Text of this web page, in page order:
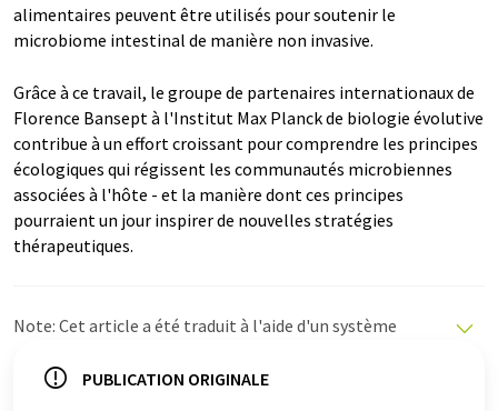
alimentaires peuvent être utilisés pour soutenir le
microbiome intestinal de manière non invasive.
Grâce à ce travail, le groupe de partenaires internationaux de
Florence Bansept à l'Institut Max Planck de biologie évolutive
contribue à un effort croissant pour comprendre les principes
écologiques qui régissent les communautés microbiennes
associées à l'hôte - et la manière dont ces principes
pourraient un jour inspirer de nouvelles stratégies
thérapeutiques.
Note: Cet article a été traduit à l'aide d'un système
propose ces traductions automatiques pour présenter
PUBLICATION ORIGINALE